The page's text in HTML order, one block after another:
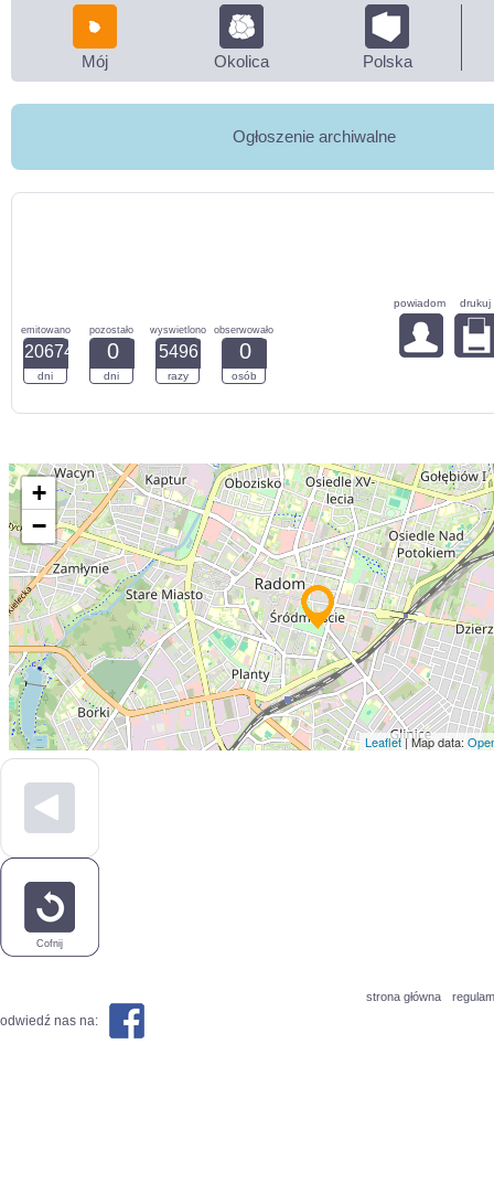
Mój Okolica Polska
Ogłoszenie archiwalne
emitowano
20674
dni
pozostało
0
dni
wyswietlono
5496
razy
obserwowało
0
osób
powiadom drukuj
+
−
Leaflet| Map data:
Cofnij
strona główna
odwiedź nas na: